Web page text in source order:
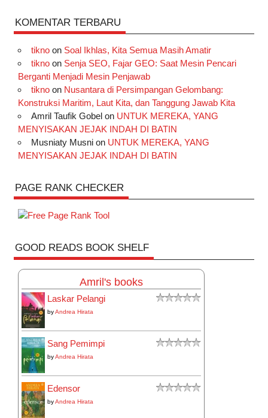
KOMENTAR TERBARU
tiknoon Soal Ikhlas, Kita Semua Masih Amatir
tiknoon Senja SEO, Fajar GEO: Saat Mesin Pencari
Berganti Menjadi Mesin Penjawab
tiknoon Nusantara di Persimpangan Gelombang:
Konstruksi Maritim, Laut Kita, dan Tanggung Jawab Kita
Amril Taufik Gobelon UNTUK MEREKA, YANG
MENYISAKAN JEJAK INDAH DI BATIN
Musniaty Musnion UNTUK MEREKA, YANG
MENYISAKAN JEJAK INDAH DI BATIN
PAGE RANK CHECKER
GOOD READS BOOK SHELF
Amril's books
Laskar Pelangi
byAndrea Hirata
Sang Pemimpi
byAndrea Hirata
Edensor
byAndrea Hirata